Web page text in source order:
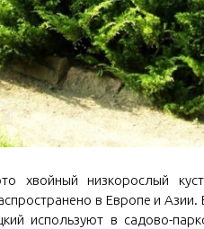
хвойный низкорослый
в Европе и
используют в садово-